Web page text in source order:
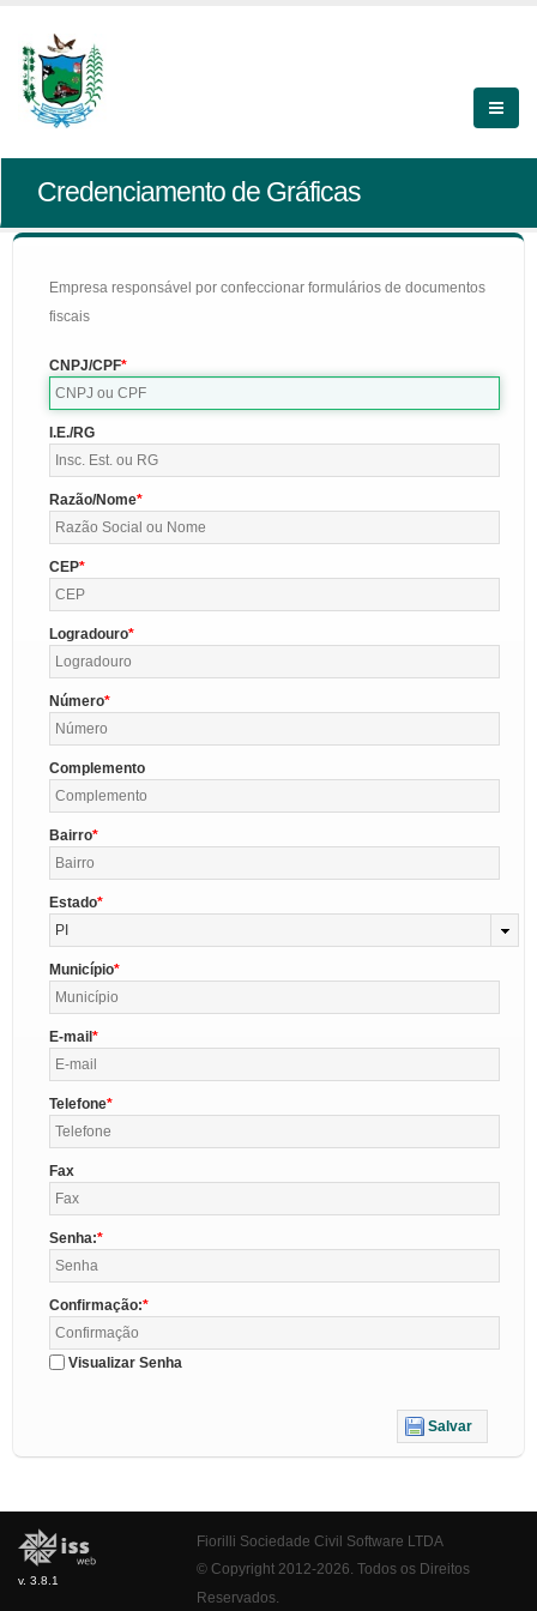
Credenciamento de Gráficas
Empresa responsável por confeccionar formulários de documentos
fiscais
CNPJ/CPF
I.E./RG
Razão/Nome
CEP
Logradouro
Número
Complemento
Bairro
Estado
PI
Município
E-mail
Telefone
Fax
Senha:
Confirmação:
Visualizar Senha
Salvar
v. 3.8.1
Fiorilli Sociedade Civil Software LTDA
© Copyright 2012-2026. Todos os Direitos
Reservados.